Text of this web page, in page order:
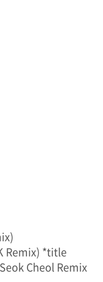
Remix) *title
Cheol Remix